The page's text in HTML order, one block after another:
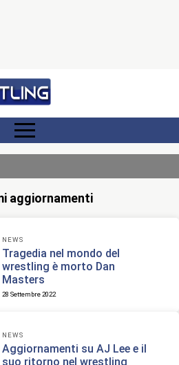
aggiornamenti
NEWS
Tragedia nel mondo del
wrestling è morto Dan
Masters
28 Settembre 2022
NEWS
Aggiornamenti su AJ Lee e il
suo ritorno nel wrestling